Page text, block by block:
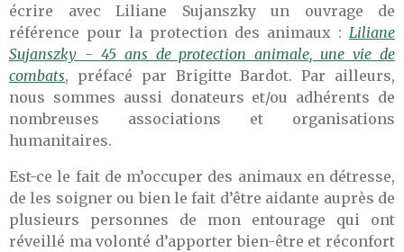
écrire avec Liliane Sujanszky un ouvrage de
référence pour la protection des animaux : Liliane
Sujanszky - 45 ans de protection animale, une vie de
combats, préfacé par Brigitte Bardot. Par ailleurs,
nous sommes aussi donateurs et/ou adhérents de
nombreuses associations et organisations
humanitaires.
Est-ce le fait de m’occuper des animaux en détresse,
de les soigner ou bien le fait d’être aidante auprès de
plusieurs personnes de mon entourage qui ont
réveillé ma volonté d’apporter bien-être et réconfort